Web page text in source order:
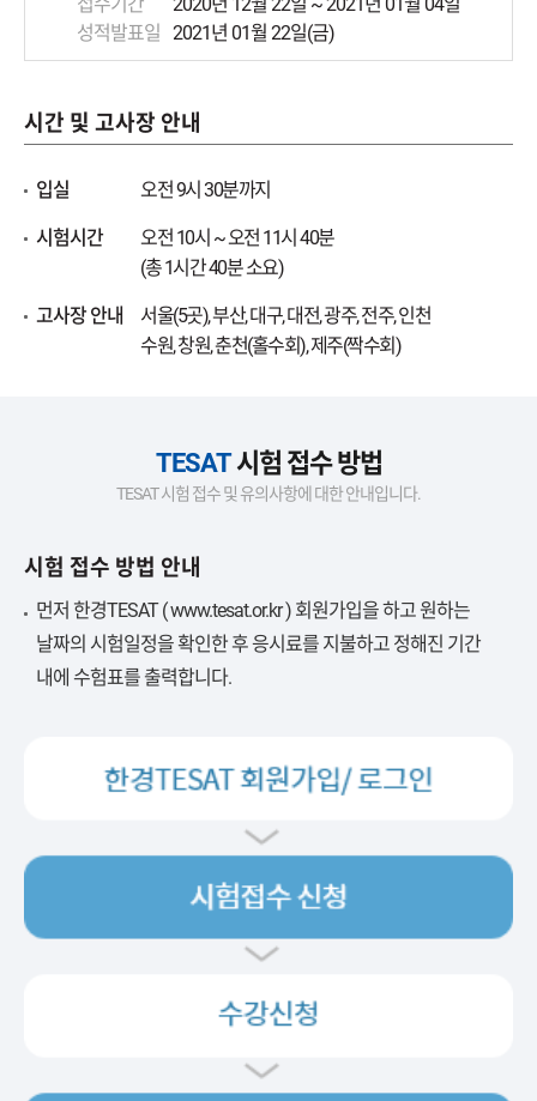
성적발표일 2021년 01월 22일(금)
시간 및 고사장 안내
입실 오전 9시 30분까지
시험시간
오전 10시 ~ 오전 11시 40분
(총 1시간 40분 소요)
고사장 안내
서울(5곳), 부산, 대구, 대전, 광주, 전주, 인천
수원, 창원, 춘천(홀수회), 제주(짝수회)
TESAT시험 접수 방법
TESAT 시험 접수 및 유의사항에 대한 안내입니다.
시험 접수 방법 안내
먼저 한경TESAT (www.tesat.or.kr) 회원가입을 하고 원하는
날짜의 시험일정을 확인한 후 응시료를 지불하고 정해진 기간
내에 수험표를 출력합니다.